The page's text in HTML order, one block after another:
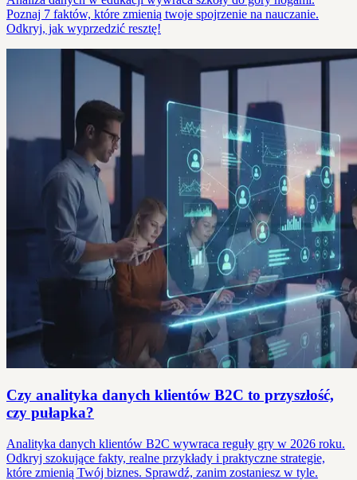
Poznaj 7 faktów, które zmienią twoje spojrzenie na nauczanie.
Odkryj, jak wyprzedzić resztę!
Czy analityka danych klientów B2C to przyszłość,
czy pułapka?
Analityka danych klientów B2C wywraca reguły gry w 2026 roku.
Odkryj szokujące fakty, realne przykłady i praktyczne strategie,
które zmienią Twój biznes. Sprawdź, zanim zostaniesz w tyle.